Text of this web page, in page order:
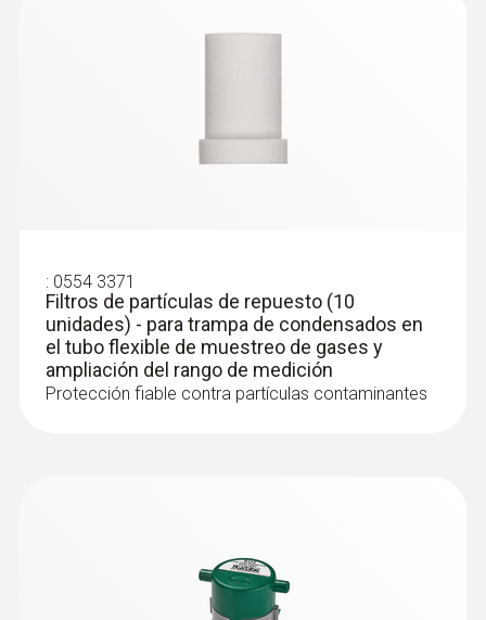
: 0554 3371
Filtros de partículas de repuesto (10
unidades) - para trampa de condensados en
el tubo flexible de muestreo de gases y
ampliación del rango de medición
Protección fiable contra partículas contaminantes